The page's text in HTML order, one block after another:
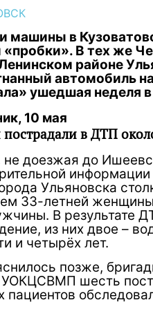
машины в
«пробки». В тех же
районе
автомобиль
ушедшая неделя
10 мая
пострадали в ДТП
не доезжая до
информации
Ульяновска
33-летней
В результате
из них двое –
и четырёх лет.
позже,
УОКЦСВМП шесть
пациентов